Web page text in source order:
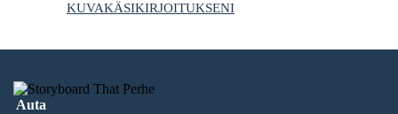
KUVAKÄSIKIRJOITUKSENI
Auta